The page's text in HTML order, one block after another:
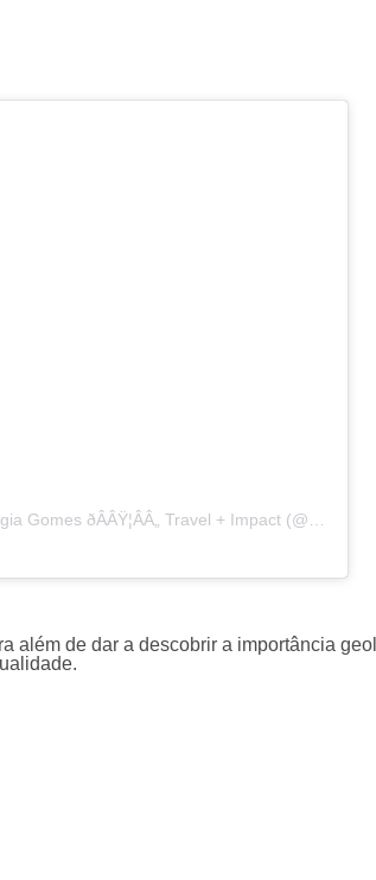
além de dar a descobrir a importância